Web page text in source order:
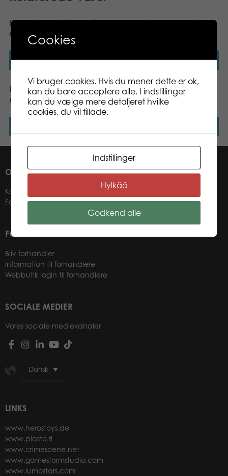
Lumo Stars Unicorn Taiga
mini plush
Læs mere
Lumo Stars Dog Spotty
Læs mere
Lumo Stars Bunny Ice
mini plush
Lumo Stars Bear
Raspberry mini plush
OM OS
Kontakter
Forhandlere
FOR VORES FORHANDLERE
Bliv forhandler
Information til forhandlere
Webbutik login til forhandlere
SOCIALE MEDIER
Vores sociale mediekanaler
Dansk
LINKS
www.herostoys.de
www.plasto.fi
www.crimescene.net
www.gamestormstudio.com
www.lumostars.com
Cookies
Vi bruger cookies. Hvis du mener dette er ok,
kan du bare acceptere alle. I indstillinger
kan du vælge mere detaljeret hvilke
cookies, du vil tillade.
Indstillinger
Hylkää
Godkend alle